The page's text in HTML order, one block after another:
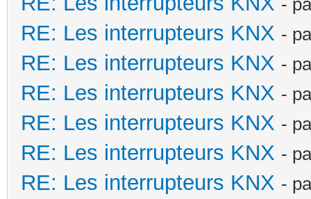
RE: Les interrupteurs KNX -
RE: Les interrupteurs KNX -
RE: Les interrupteurs KNX -
RE: Les interrupteurs KNX -
RE: Les interrupteurs KNX -
RE: Les interrupteurs KNX -